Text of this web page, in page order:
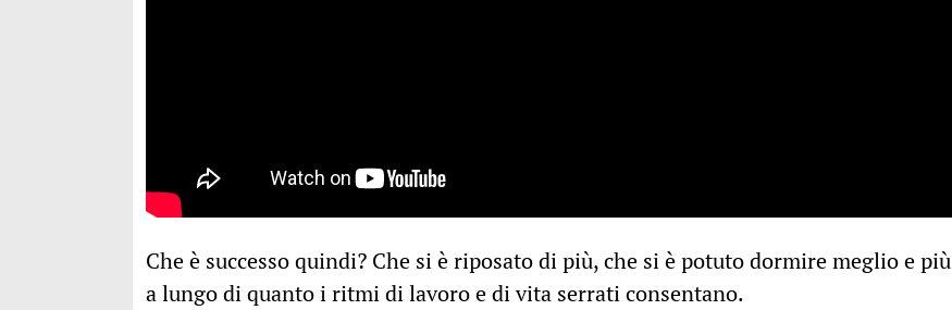
Che è successo quindi? Che si è riposato di più, che si è potuto dormire meglio e più
a lungo di quanto i ritmi di lavoro e di vita serrati consentano.